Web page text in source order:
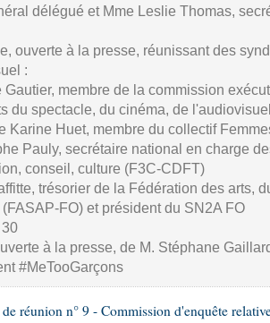
délégué et Mme Leslie Thomas,
ouverte à la presse, réunissant des
:
Gautier, membre de la commission
du spectacle, du cinéma, de
Karine Huet, membre du collectif
Pauly, secrétaire national en charge
conseil, culture (F3C-CDFT)
trésorier de la Fédération des arts,
FO) et président du SN2A FO
à la presse, de M. Stéphane
#MeTooGarçons
réunion n° 9 - Commission d'enquête